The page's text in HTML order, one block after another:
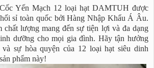
Yến Mạch 12 loại hạt DAMTUH được
sỉ toàn quốc bởi Hàng Nhập Khẩu Á Âu.
chất lượng mang đến sự tiện lợi và đa dạng
dưỡng cho mọi gia đình. Hãy tận hưởng
sự hòa quyện của 12 loại hạt siêu dinh
phẩm này!